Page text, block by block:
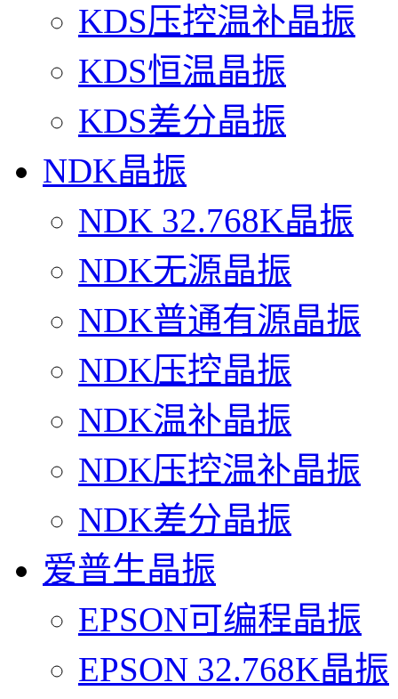
KDS压控温补晶振
KDS恒温晶振
KDS差分晶振
NDK晶振
NDK 32.768K晶振
NDK无源晶振
NDK普通有源晶振
NDK压控晶振
NDK温补晶振
NDK压控温补晶振
NDK差分晶振
爱普生晶振
EPSON可编程晶振
EPSON 32.768K晶振